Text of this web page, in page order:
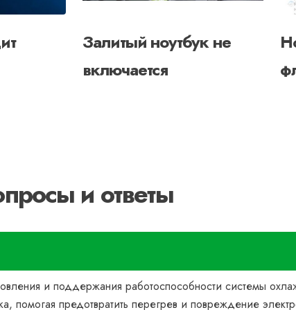
Залитый ноутбук не
включается
и ответы
и поддержания работоспособности системы
помогая предотвратить перегрев и повреждение